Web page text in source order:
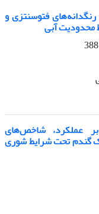
فتوسنتزی و
محدودیت آبی
بر عملکرد، شاخص‌های
گندم تحت شرایط شوری